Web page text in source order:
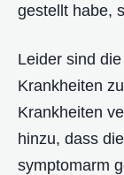
gestellt habe,
Leider sind
Krankheiten
Krankheiten
hinzu, dass
symptomarm